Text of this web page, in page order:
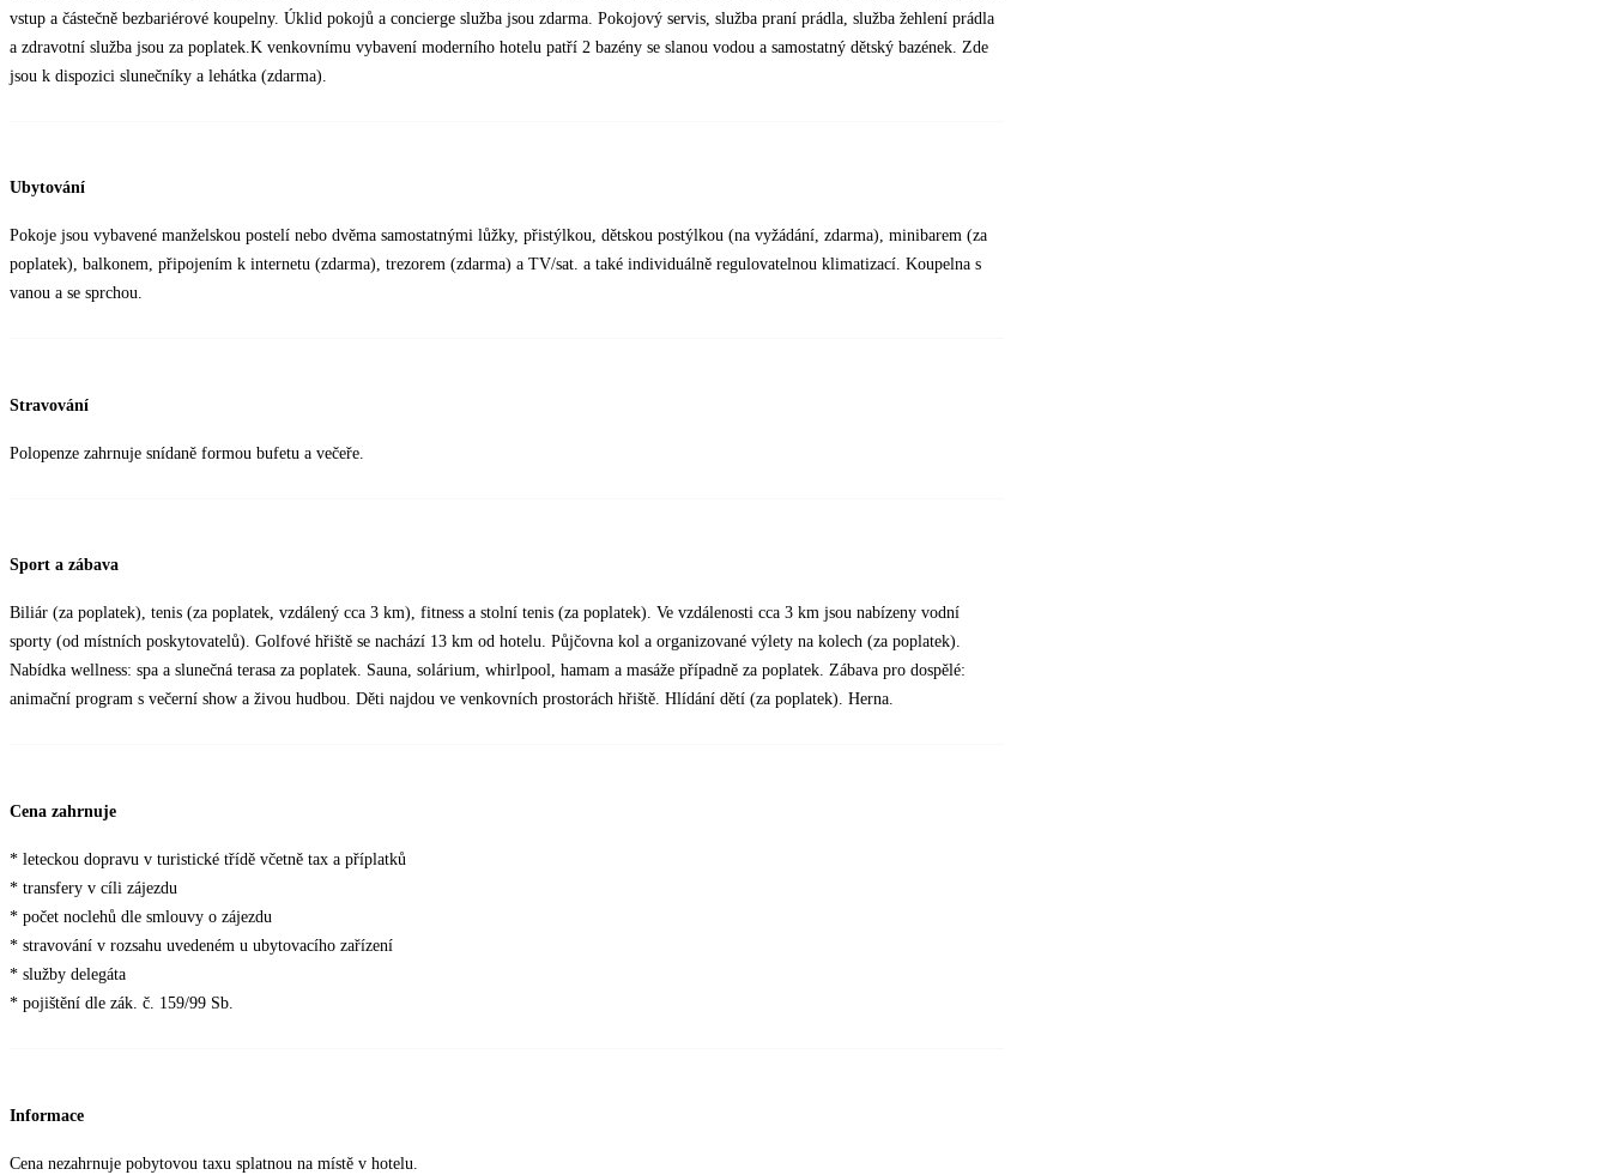
vstup a částečně bezbariérové koupelny. Úklid pokojů a concierge služba jsou zdarma. Pokojový servis, služba praní prádla, služba žehlení prádla
a zdravotní služba jsou za poplatek.K venkovnímu vybavení moderního hotelu patří 2 bazény se slanou vodou a samostatný dětský bazének. Zde
jsou k dispozici slunečníky a lehátka (zdarma).
Ubytování
Pokoje jsou vybavené manželskou postelí nebo dvěma samostatnými lůžky, přistýlkou, dětskou postýlkou (na vyžádání, zdarma), minibarem (za
poplatek), balkonem, připojením k internetu (zdarma), trezorem (zdarma) a TV/sat. a také individuálně regulovatelnou klimatizací. Koupelna s
vanou a se sprchou.
Stravování
Polopenze zahrnuje snídaně formou bufetu a večeře.
Sport a zábava
Biliár (za poplatek), tenis (za poplatek, vzdálený cca 3 km), fitness a stolní tenis (za poplatek). Ve vzdálenosti cca 3 km jsou nabízeny vodní
sporty (od místních poskytovatelů). Golfové hřiště se nachází 13 km od hotelu. Půjčovna kol a organizované výlety na kolech (za poplatek).
Nabídka wellness: spa a slunečná terasa za poplatek. Sauna, solárium, whirlpool, hamam a masáže případně za poplatek. Zábava pro dospělé:
animační program s večerní show a živou hudbou. Děti najdou ve venkovních prostorách hřiště. Hlídání dětí (za poplatek). Herna.
Cena zahrnuje
* leteckou dopravu v turistické třídě včetně tax a příplatků
* transfery v cíli zájezdu
* počet noclehů dle smlouvy o zájezdu
* stravování v rozsahu uvedeném u ubytovacího zařízení
* služby delegáta
* pojištění dle zák. č. 159/99 Sb.
Informace
Cena nezahrnuje pobytovou taxu splatnou na místě v hotelu.